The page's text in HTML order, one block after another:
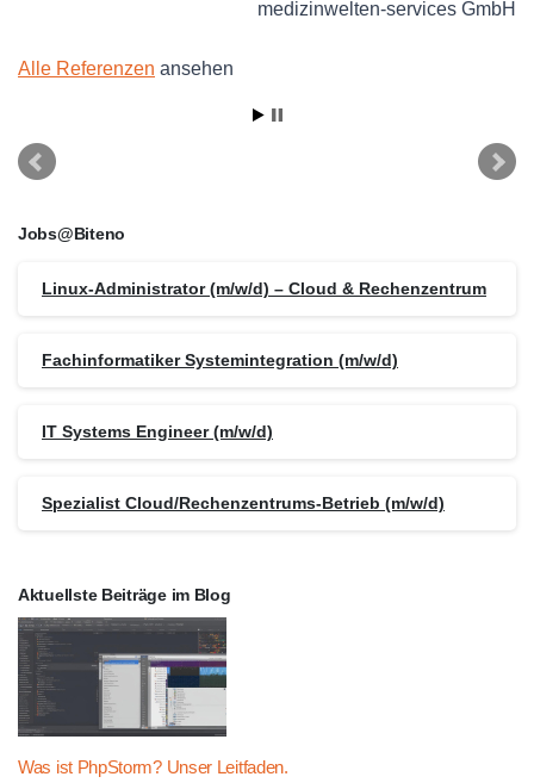
medizinwelten-services GmbH
Alle Referenzen ansehen
Jobs@Biteno
Linux-Administrator (m/w/d) – Cloud & Rechenzentrum
Fachinformatiker Systemintegration (m/w/d)
IT Systems Engineer (m/w/d)
Spezialist Cloud/Rechenzentrums-Betrieb (m/w/d)
Aktuellste Beiträge im Blog
Was ist PhpStorm? Unser Leitfaden.